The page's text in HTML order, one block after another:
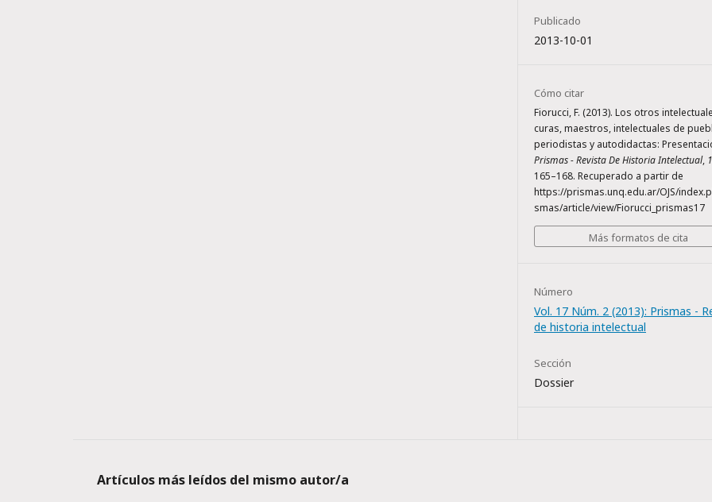
Publicado
2013-10-01
Cómo citar
Fiorucci, F. (2013). Los otros
curas, maestros, intelectuales de
periodistas y autodidactas:
Prismas - Revista De Historia Intelectual,
165–168. Recuperado a partir de
https://prismas.unq.edu.ar/OJS/
smas/article/view/Fiorucci_prismas17
Más formatos de cita
Número
Vol. 17 Núm. 2 (2013): Prismas -
de historia intelectual
Sección
Dossier
Artículos más leídos del mismo autor/a